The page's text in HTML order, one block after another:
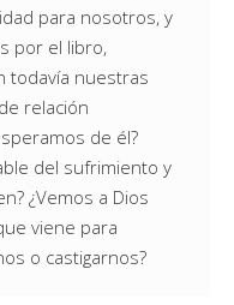
para nosotros, y
por el libro,
todavía nuestras
relación
de él?
del sufrimiento y
¿Vemos a Dios
viene para
o castigarnos?